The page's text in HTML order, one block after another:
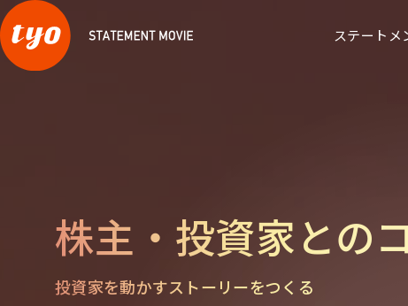
ステートメ
株主・投資家との
コミュニケーション
採用ブランデ
株主・投資家との
投資家を動かすストーリーをつくる